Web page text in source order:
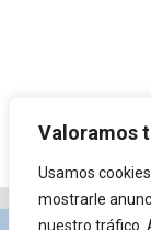
Valoramos
Usamos
mostrarle
nuestro tráfico.